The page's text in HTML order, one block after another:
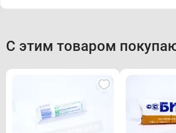
С этим товаром